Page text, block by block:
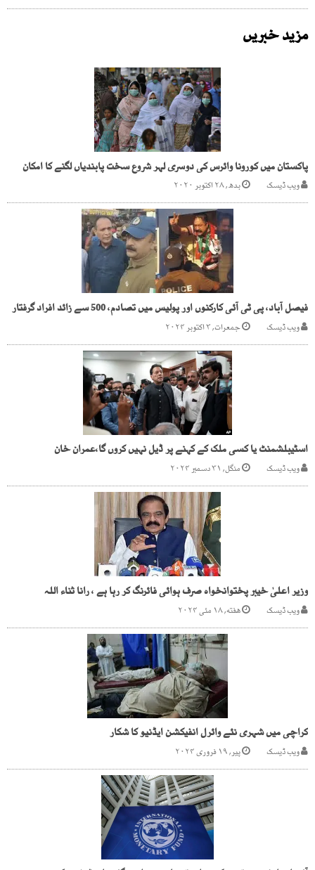
مزید خبریں
پاکستان میں کورونا وائرس کی دوسری لہر شروع سخت پابندیاں لگنے کا امکان
ویب ڈیسک بدھ, ۲۸ اکتوبر ۲۰۲۰
فیصل آباد، پی ٹی آئی کارکنوں اور پولیس میں تصادم، 500 سے زائد افراد گرفتار
ویب ڈیسک جمعرات, ۳ اکتوبر ۲۰۲۴
اسٹیبلشمنٹ یا کسی ملک کے کہنے پر ڈیل نہیں کروں گا،عمران خان
ویب ڈیسک منگل, ۳۱ دسمبر ۲۰۲۴
وزیر اعلیٰ خیبر پختوانخواہ صرف ہوائی فائرنگ کر رہا ہے ، رانا ثناء اللہ
ویب ڈیسک هفته, ۱۸ مئی ۲۰۲۴
کراچی میں شہری نئے وائرل انفیکشن ایڈنیو کا شکار
ویب ڈیسک پیر, ۱۹ فروری ۲۰۲۴